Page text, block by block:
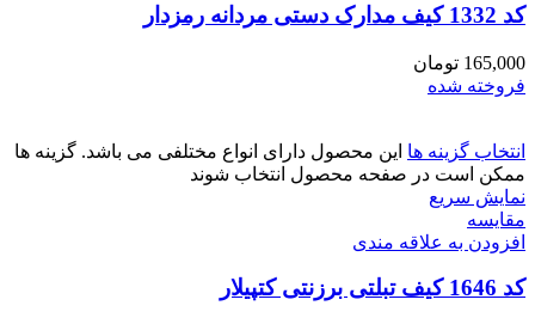
کد 1332 کیف مدارک دستی مردانه رمزدار
165,000 تومان
فروخته شده
انتخاب گزینه ها این محصول دارای انواع مختلفی می باشد. گزینه ها
ممکن است در صفحه محصول انتخاب شوند
نمایش سریع
مقايسه
افزودن به علاقه مندی
کد 1646 کیف تبلتی برزنتی کتپیلار